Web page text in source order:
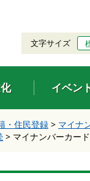
文字サイズ
イベン
・住民登録 > マイナ
> マイナンバーカー